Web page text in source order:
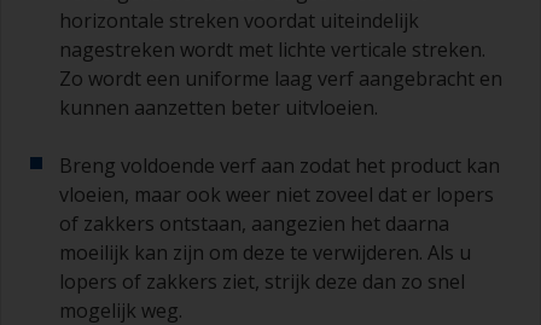
horizontale streken voordat uiteindelijk
nagestreken wordt met lichte verticale streken.
Zo wordt een uniforme laag verf aangebracht en
kunnen aanzetten beter uitvloeien.
Breng voldoende verf aan zodat het product kan
vloeien, maar ook weer niet zoveel dat er lopers
of zakkers ontstaan, aangezien het daarna
moeilijk kan zijn om deze te verwijderen. Als u
lopers of zakkers ziet, strijk deze dan zo snel
mogelijk weg.